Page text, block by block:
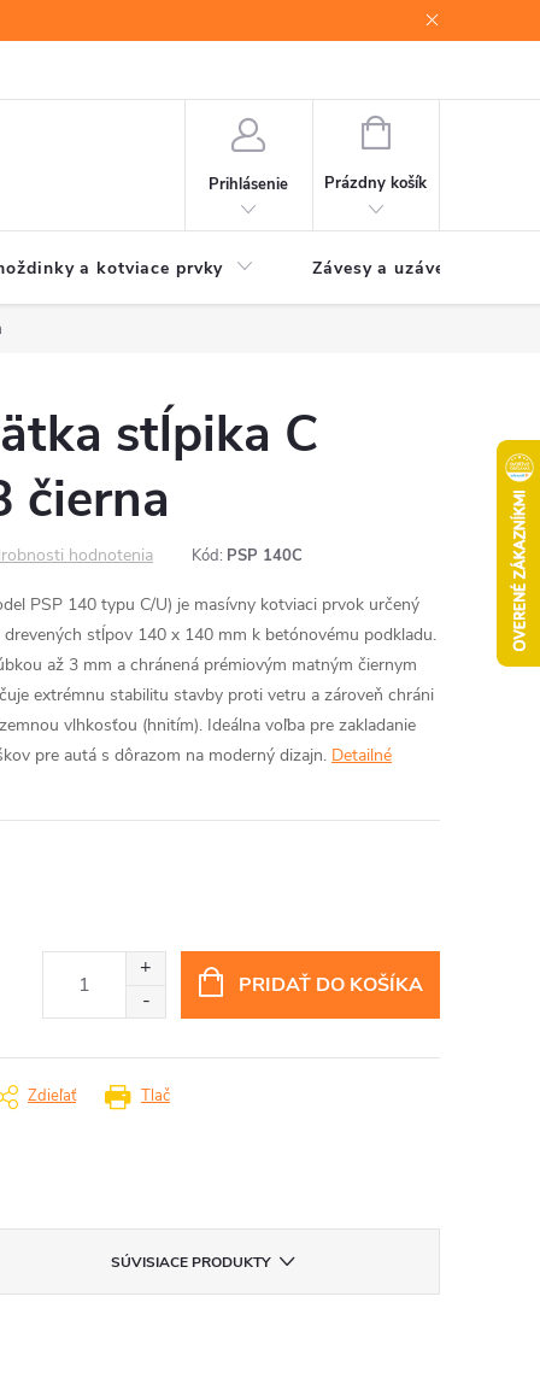
Prihlásenie
NÁKUPNÝ
Prázdny košík
a kotviace prvky Závesy a uzávery brán
stĺpika C
čierna
hodnotenia Kód: PSP 140C
PSP 140 typu C/U) je masívny kotviaci prvok určený
stĺpov 140 x 140 mm k betónovému podkladu.
až 3 mm a chránená prémiovým matným čiernym
extrémnu stabilitu stavby proti vetru a zároveň chráni
vlhkosťou (hnitím). Ideálna voľba pre zakladanie
pre autá s dôrazom na moderný dizajn. Detailné
PRIDAŤ DO KOŠÍKA
Tlač
Zdieľať
SÚVISIACE PRODUKTY